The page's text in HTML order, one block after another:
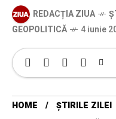
REDACȚIA ZIUA
GEOPOLITICĂ
4 iunie
HOME
ȘTIRILE ZILEI